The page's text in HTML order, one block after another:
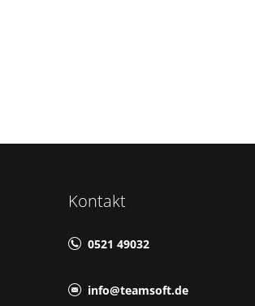
Kontakt
0521 49032
info@teamsoft.de